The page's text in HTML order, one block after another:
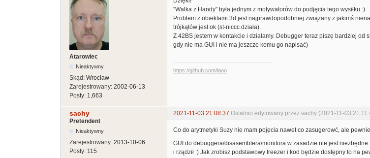
Atarowiec
Nieaktywny
Skąd: Wrocław
Zarejestrowany: 2002-06-13
Posty: 1,663
"Walka z Handy" była jednym z motywatorów do podjęcia tego wysiłku :)
Problem z obiektami 3d jest najprawdopodobniej związany z jakimś
trójkątów jest ok (st-niccc działa).
Z 42BS jestem w kontakcie i działamy. Debugger teraz piszę bardziej
gdy nie ma GUI i nie ma jeszcze komu go napisać)
https://github.com/laoo
sachy 2021-11-03 21:08:37 Ostatnio edytowany przez sachy (2021-11-03
Pretendent
Nieaktywny
Zarejestrowany: 2013-10-06
Posty: 115
Co do arytmetyki Suzy nie mam pojęcia nawet co zasugerowć, ale
GUI do debuggera/disasemblera/monitora w zasadzie nie jest
i rządził :) Jak zrobisz podstawowy freezer i kod będzie dostępny to na